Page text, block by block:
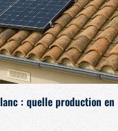
: quelle production en